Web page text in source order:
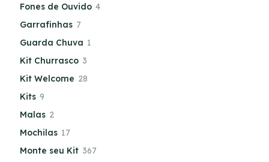
Fones de Ouvido 4
Garrafinhas 7
Guarda Chuva 1
Kit Churrasco 3
Kit Welcome 28
Kits 9
Malas 2
Mochilas 17
Monte seu Kit 367